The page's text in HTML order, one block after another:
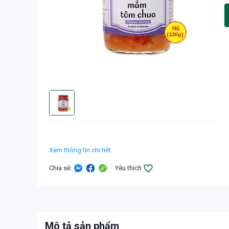
Xem thông tin chi tiết
Chia sẻ: Yêu thích
Mô tả sản phẩm